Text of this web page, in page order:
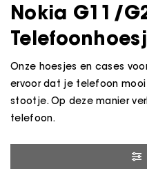
Nokia G11/
Onze hoesjes en cases
ervoor dat je telefoon
stootje. Op deze manier
telefoon.